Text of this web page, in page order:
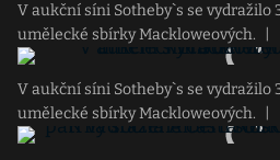
V aukční síni Sotheby`s se vydražilo
umělecké sbírky Mackloweových.
V aukční síni Sotheby`s se vydražilo
umělecké sbírky Mackloweových.